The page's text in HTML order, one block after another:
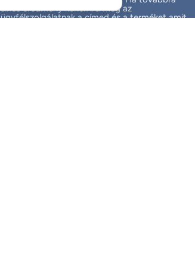
sincs eredmény kérlek írd meg az
ügyfélszolgálatnak a címed és a terméket amit